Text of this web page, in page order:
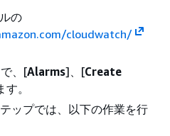
の
cloudwatch/
、[Alarms]、[Create
。
ップでは、以下の作業を行